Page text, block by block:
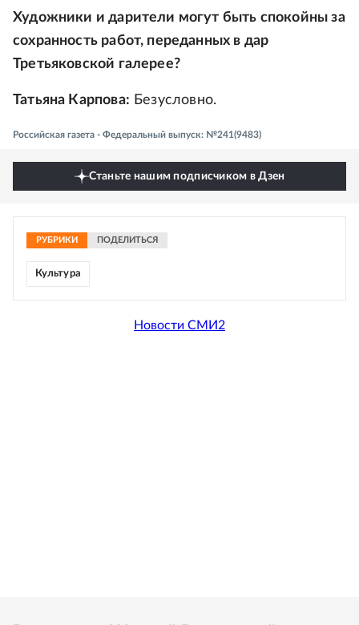
Художники и дарители могут быть спокойны за
сохранность работ, переданных в дар
Третьяковской галерее?
Татьяна Карпова: Безусловно.
Российская газета - Федеральный выпуск: №241(9483)
Станьте нашим подписчиком в Дзен
РУБРИКИ ПОДЕЛИТЬСЯ
Культура
Новости СМИ2